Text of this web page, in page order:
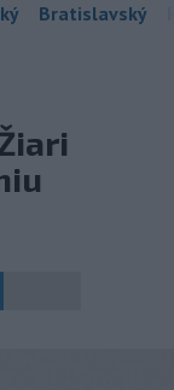
Bratislavský